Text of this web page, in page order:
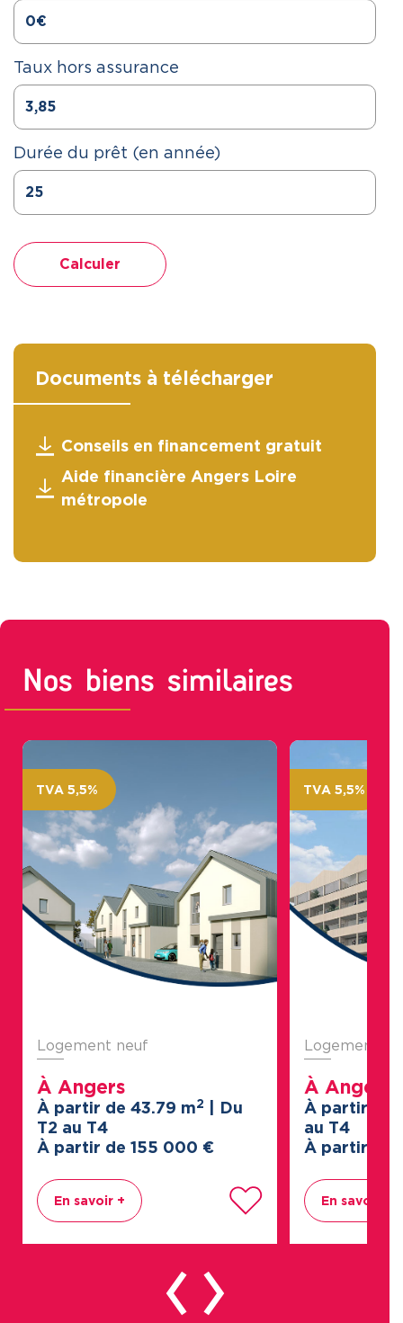
Taux hors assurance
Durée du prêt (en année)
Calculer
Documents à télécharger
Conseils en financement gratuit
Aide financière Angers Loire
métropole
Nos biens similaires
TVA 5,5%
Logement neuf
À Angers
À partir de 43.79 m2
| Du
T2 au T4
À partir de 155 000 €
En savoir +
TVA 5,5%
Logement
À Angers
À partir de
au T4
À partir de
En savoir +